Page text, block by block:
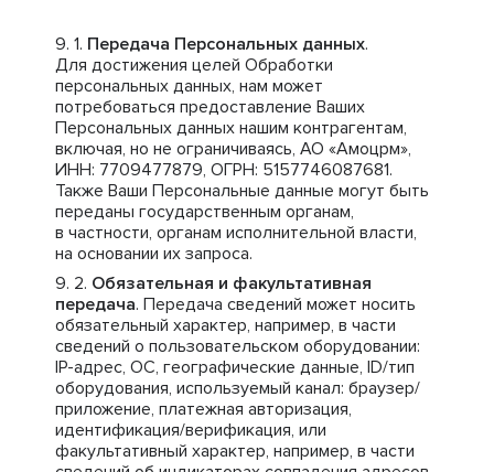
Передача Персональных данных.
Для достижения целей Обработки
персональных данных, нам может
потребоваться предоставление Ваших
Персональных данных нашим контрагентам,
включая, но не ограничиваясь, АО «Амоцрм»,
ИНН: 7709477879, ОГРН: 5157746087681.
Также Ваши Персональные данные могут быть
переданы государственным органам,
в частности, органам исполнительной власти,
на основании их запроса.
Обязательная и факультативная
передача. Передача сведений может носить
обязательный характер, например, в части
сведений о пользовательском оборудовании:
IP-адрес, ОС, географические данные, ID/тип
оборудования, используемый канал: браузер/
приложение, платежная авторизация,
идентификация/верификация, или
факультативный характер, например, в части